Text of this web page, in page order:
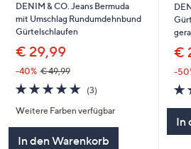
DENIM & CO. Jeans Bermuda
mit Umschlag Rundumdehnbund
Gürtelschlaufen
€ 29,99
-40% € 49,99
4.7
von
5
(3)3
Weitere Farben verfügbar
In den Warenkorb
€
-
In